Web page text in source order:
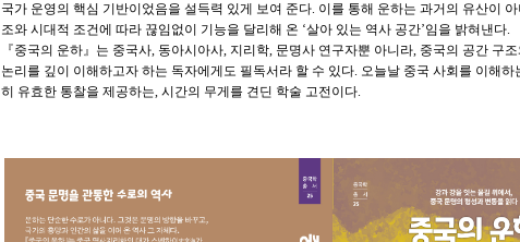
국가 운영의 핵심 기반이었음을 설득력 있게 보여 준다. 이를 통해 운하는 과거의 유산이
조와 시대적 조건에 따라 끊임없이 기능을 달리해 온 ‘살아 있는 역사 공간’임을 밝혀낸다.
『중국의 운하』는 중국사, 동아시아사, 지리학, 문명사 연구자뿐 아니라, 중국의 공간 구
논리를 깊이 이해하고자 하는 독자에게도 필독서라 할 수 있다. 오늘날 중국 사회를 이해하
히 유효한 통찰을 제공하는, 시간의 무게를 견딘 학술 고전이다.